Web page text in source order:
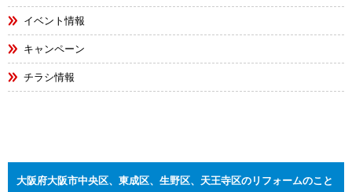
イベント情報
キャンペーン
チラシ情報
大阪府大阪市中央区、東成区、生野区、天王寺区のリフォームのこと